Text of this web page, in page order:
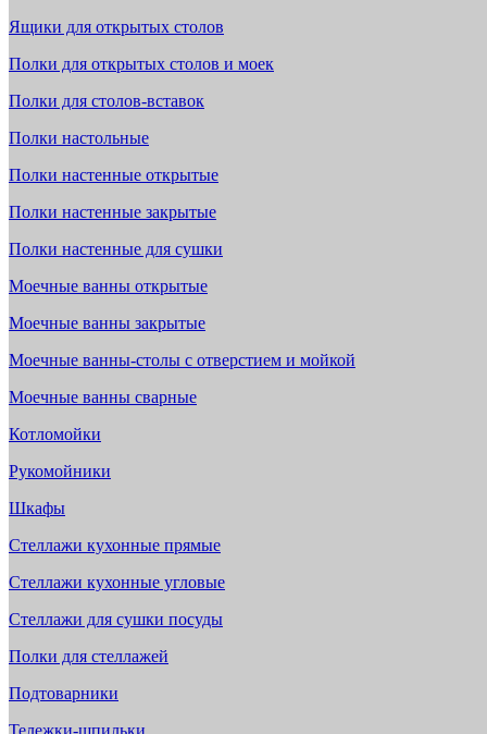
Ящики для открытых столов
Полки для открытых столов и моек
Полки для столов-вставок
Полки настольные
Полки настенные открытые
Полки настенные закрытые
Полки настенные для сушки
Моечные ванны открытые
Моечные ванны закрытые
Моечные ванны-столы с отверстием и мойкой
Моечные ванны сварные
Котломойки
Рукомойники
Шкафы
Стеллажи кухонные прямые
Стеллажи кухонные угловые
Стеллажи для сушки посуды
Полки для стеллажей
Подтоварники
Тележки-шпильки